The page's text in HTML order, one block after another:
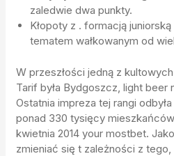
zaledwie dwa punkty.
Kłopoty z . formacją
tematem wałkowanym od
W przeszłości jedną z
Tarif była Bydgoszcz, light beer
Ostatnia impreza tej rangi
ponad 330 tysięcy
kwietnia 2014 your mostbet.
zmieniać się t zależności z